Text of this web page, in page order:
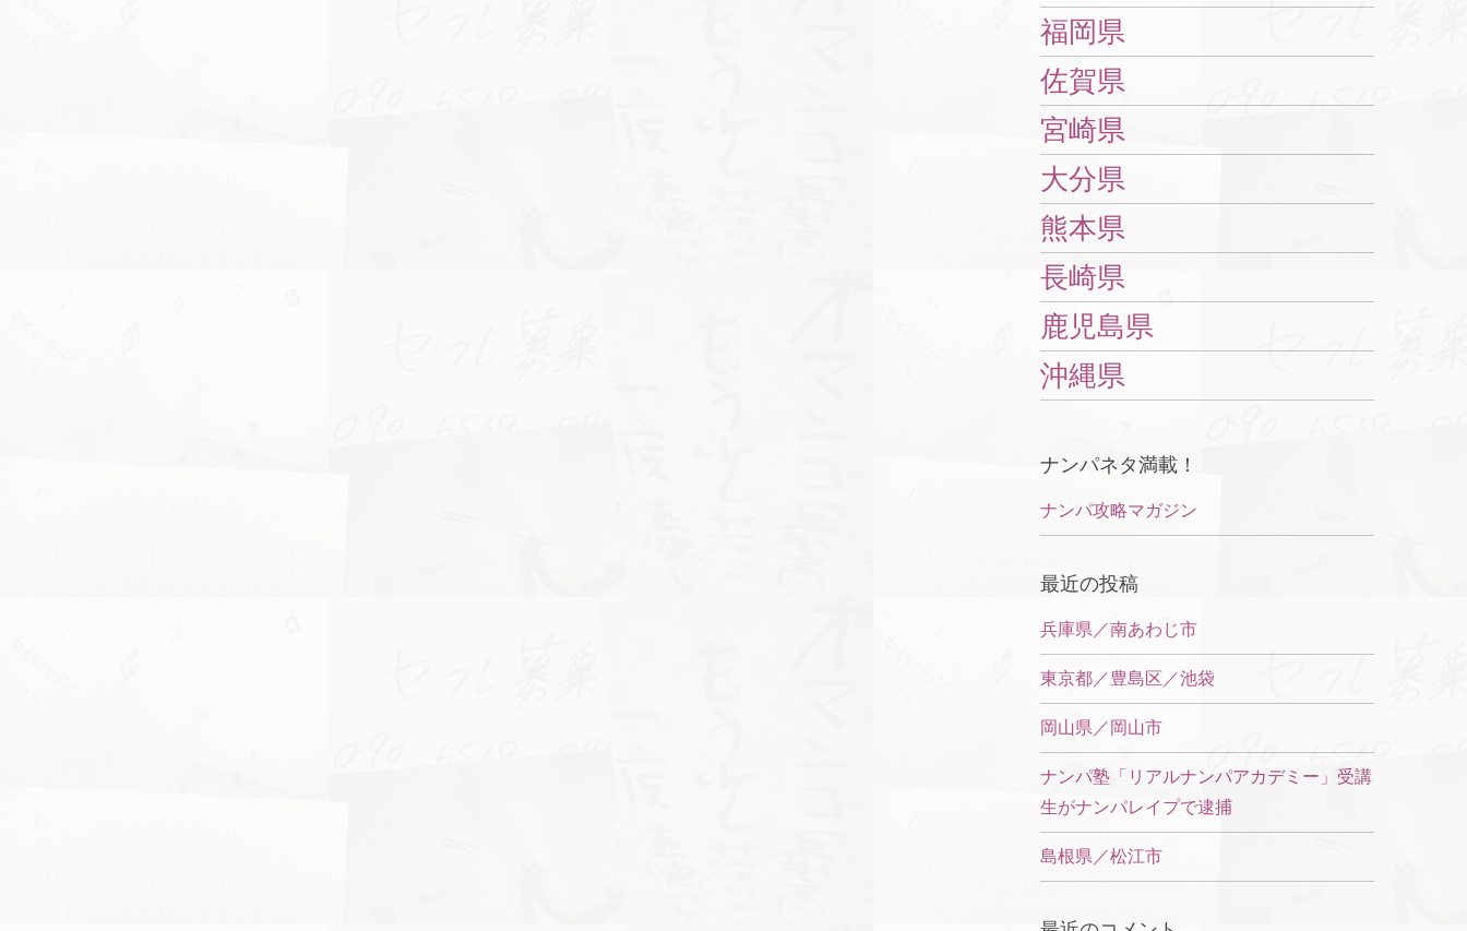
福岡県
佐賀県
宮崎県
大分県
熊本県
長崎県
鹿児島県
沖縄県
ナンパネタ満載！
ナンパ攻略マガジン
最近の投稿
兵庫県／南あわじ市
東京都／豊島区／池袋
岡山県／岡山市
ナンパ塾「リアルナンパアカデミー」受講
生がナンパレイプで逮捕
島根県／松江市